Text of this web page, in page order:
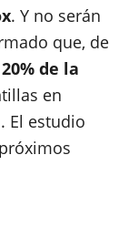
. Y no serán
que, de
de la
en
El estudio